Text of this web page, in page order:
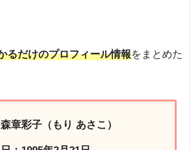
るだけのプロフィール情報をまとめた
章彩子（もり あさこ）